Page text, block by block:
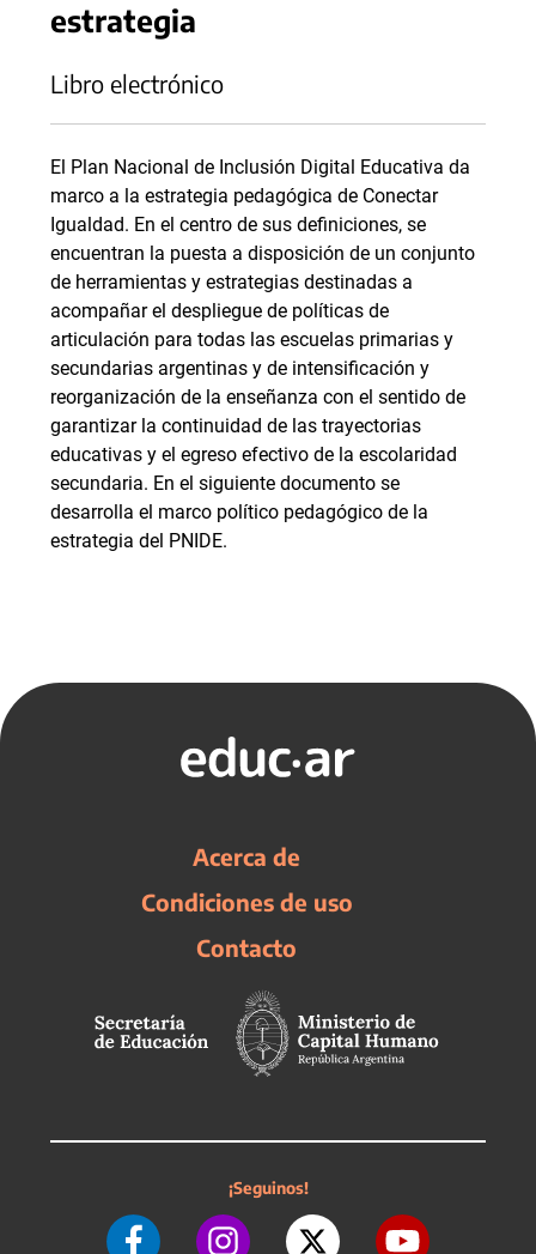
estrategia
Libro electrónico
El Plan Nacional de Inclusión Digital Educativa da
marco a la estrategia pedagógica de Conectar
Igualdad. En el centro de sus definiciones, se
encuentran la puesta a disposición de un conjunto
de herramientas y estrategias destinadas a
acompañar el despliegue de políticas de
articulación para todas las escuelas primarias y
secundarias argentinas y de intensificación y
reorganización de la enseñanza con el sentido de
garantizar la continuidad de las trayectorias
educativas y el egreso efectivo de la escolaridad
secundaria. En el siguiente documento se
desarrolla el marco político pedagógico de la
estrategia del PNIDE.
Acerca de
Condiciones de uso
Contacto
¡Seguinos!